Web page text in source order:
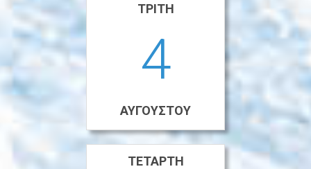
ΤΡΊΤΗ
4
ΑΥΓΟΎΣΤΟΥ
ΤΕΤΆΡΤΗ